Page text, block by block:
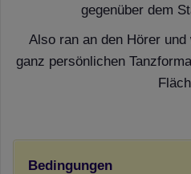
gegenüber dem
Also ran an den Hörer
ganz persönlichen
Bedingungen